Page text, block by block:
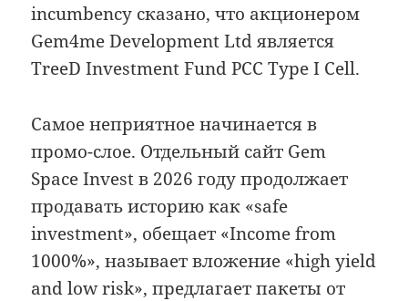
incumbency сказано, что акционером
Gem4me Development Ltd является
TreeD Investment Fund PCC Type I Cell.
Самое неприятное начинается в
промо-слое. Отдельный сайт Gem
Space Invest в 2026 году продолжает
продавать историю как «safe
investment», обещает «Income from
1000%», называет вложение «high yield
and low risk», предлагает пакеты от